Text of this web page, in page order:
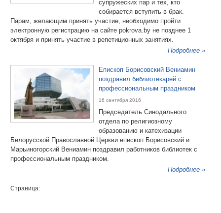
супружеских пар и тех, кто
собирается вступить в брак.
Парам, желающим принять участие, необходимо пройти
электронную регистрацию на сайте pokrova.by не позднее 1
октября и принять участие в репетиционных занятиях.
Подробнее »
Епископ Борисовский Вениамин
поздравил библиотекарей с
профессиональным праздником
16 сентября 2016
Председатель Синодального
отдела по религиозному
образованию и катехизации
Белорусской Православной Церкви епископ Борисовский и
Марьиногорский Вениамин поздравил работников библиотек с
профессиональным праздником.
Подробнее »
Страница: